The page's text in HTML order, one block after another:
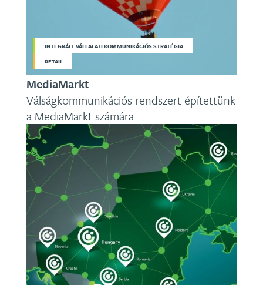
INTEGRÁLT VÁLLALATI KOMMUNIKÁCIÓS STRATÉGIA
RETAIL
MediaMarkt
Válságkommunikációs rendszert építettünk
a MediaMarkt számára